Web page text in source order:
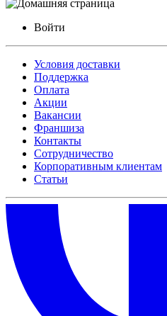
Войти
Условия доставки
Поддержка
Оплата
Акции
Вакансии
Франшиза
Контакты
Сотрудничество
Корпоративным клиентам
Статьи